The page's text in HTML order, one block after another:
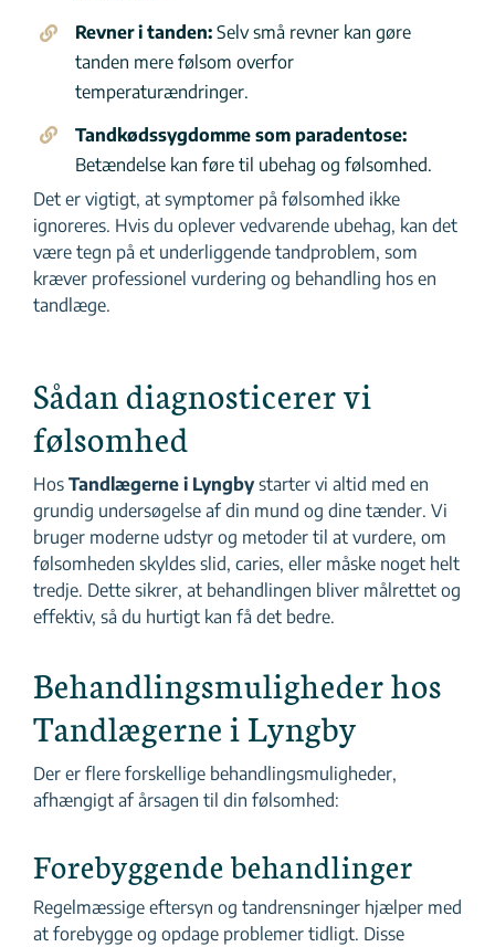
Revner i tanden: Selv små revner kan gøre
tanden mere følsom overfor
temperaturændringer.
Tandkødssygdomme som paradentose:
Betændelse kan føre til ubehag og følsomhed.
Det er vigtigt, at symptomer på følsomhed ikke
ignoreres. Hvis du oplever vedvarende ubehag, kan det
være tegn på et underliggende tandproblem, som
kræver professionel vurdering og behandling hos en
tandlæge.
Sådan diagnosticerer vi
følsomhed
Hos Tandlægerne i Lyngbystarter vi altid med en
grundig undersøgelse af din mund og dine tænder. Vi
bruger moderne udstyr og metoder til at vurdere, om
følsomheden skyldes slid, caries, eller måske noget helt
tredje. Dette sikrer, at behandlingen bliver målrettet og
effektiv, så du hurtigt kan få det bedre.
Behandlingsmuligheder hos
Tandlægerne i Lyngby
Der er flere forskellige behandlingsmuligheder,
afhængigt af årsagen til din følsomhed:
Forebyggende behandlinger
Regelmæssige eftersyn og tandrensninger hjælper med
at forebygge og opdage problemer tidligt. Disse